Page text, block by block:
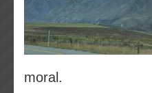
moral.